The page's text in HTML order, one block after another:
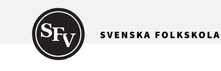
Gå till innehållet